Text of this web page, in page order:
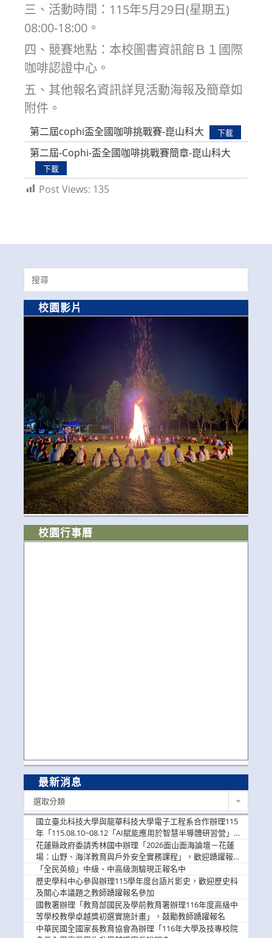
三、活動時間：115年5月29日(星期五)
08:00-18:00。
四、競賽地點：本校圖書資訊館Ｂ１國際
咖啡認證中心。
五、其他報名資訊詳見活動海報及簡章如
附件。
第二屆cophi盃全國咖啡挑戰賽-崑山科大 下載
第二屆-Cophi-盃全國咖啡挑戰賽簡章-崑山科大
下載
Post Views: 135
Search
for:
校園影片
校園行事曆
最新消息
選取分類
國立臺北科技大學與龍華科技大學電子工程系合作辦理115
年「115.08.10~08.12「AI賦能應用於智慧半導體研習營」，
歡迎學生踴躍報名參加
花蓮縣政府委請秀林國中辦理「2026面山面海論壇－花蓮
場：山野、海洋教育與戶外安全實務課程」，歡迎踴躍報名
參加
「全民英檢」中級、中高級測驗現正報名中
歷史學科中心參與辦理115學年度台語片影史，歡迎歷史科
及關心本議題之教師踴躍報名參加
國教署辦理「教育部國民及學前教育署辦理116年度高級中
等學校教學卓越獎初選實施計畫」，鼓勵教師踴躍報名
中華民國全國家長教育協會為辦理「116年大學及技專校院